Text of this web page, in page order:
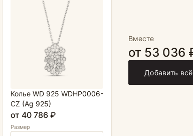
Колье WD 925 WDHP0006-
CZ (Ag 925)
от 40 786 ₽
Размер
Вместе
от 53 036
Добавить